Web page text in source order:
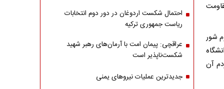
شور
آن
احتمال شکست اردوغان در دور دوم انتخابات
ریاست جمهوری ترکیه
عراقچی: پیمان امت با آرمان‌های رهبر شهید
شکست‌ناپذیر است
جدیدترین عملیات نیروهای یمنی